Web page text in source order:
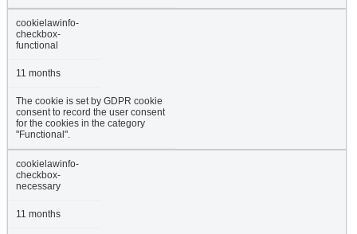
cookielawinfo-
checkbox-
functional
11 months
The cookie is set by GDPR cookie
consent to record the user consent
for the cookies in the category
"Functional".
cookielawinfo-
checkbox-
necessary
11 months